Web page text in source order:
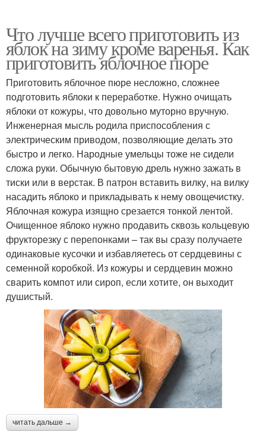
Что лучше всего приготовить из
яблок на зиму кроме варенья. Как
приготовить яблочное пюре
Приготовить яблочное пюре несложно, сложнее
подготовить яблоки к переработке. Нужно очищать
яблоки от кожуры, что довольно муторно вручную.
Инженерная мысль родила приспособления с
электрическим приводом, позволяющие делать это
быстро и легко. Народные умельцы тоже не сидели
сложа руки. Обычную бытовую дрель нужно зажать в
тиски или в верстак. В патрон вставить вилку, на вилку
насадить яблоко и прикладывать к нему овощечистку.
Яблочная кожура изящно срезается тонкой лентой.
Очищенное яблоко нужно продавить сквозь кольцевую
фрукторезку с перепонками – так вы сразу получаете
одинаковые кусочки и избавляетесь от сердцевины с
семенной коробкой. Из кожуры и сердцевин можно
сварить компот или сироп, если хотите, он выходит
душистый.
читать дальше →